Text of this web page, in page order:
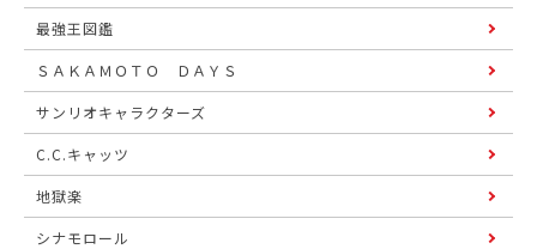
最強王図鑑
ＳＡＫＡＭＯＴＯ ＤＡＹＳ
サンリオキャラクターズ
C.C.キャッツ
地獄楽
シナモロール